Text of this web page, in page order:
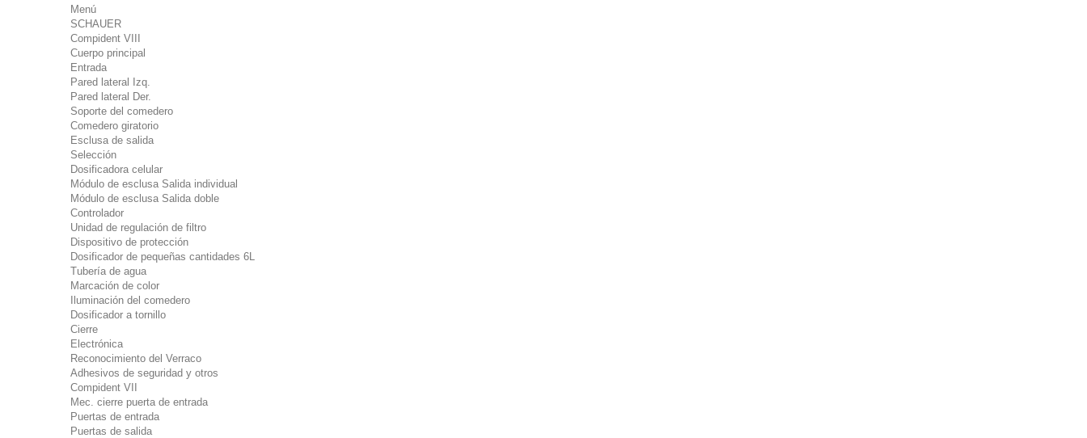
Menú
SCHAUER
Compident VIII
Cuerpo principal
Entrada
Pared lateral Izq.
Pared lateral Der.
Soporte del comedero
Comedero giratorio
Esclusa de salida
Selección
Dosificadora celular
Módulo de esclusa Salida individual
Módulo de esclusa Salida doble
Controlador
Unidad de regulación de filtro
Dispositivo de protección
Dosificador de pequeñas cantidades 6L
Tubería de agua
Marcación de color
Iluminación del comedero
Dosificador a tornillo
Cierre
Electrónica
Reconocimiento del Verraco
Adhesivos de seguridad y otros
Compident VII
Mec. cierre puerta de entrada
Puertas de entrada
Puertas de salida